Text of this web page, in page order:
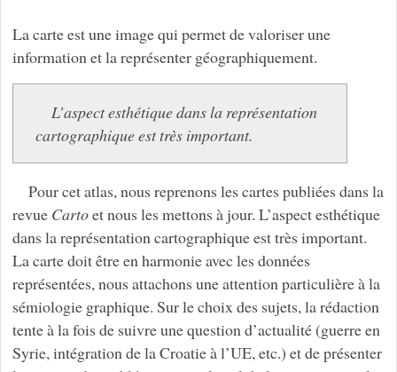
La carte est une image qui permet de valoriser une
information et la représenter géographiquement.
L’aspect esthétique dans la représentation
cartographique est très important.
Pour cet atlas, nous reprenons les cartes publiées dans la
revue Cartoet nous les mettons à jour. L’aspect esthétique
dans la représentation cartographique est très important.
La carte doit être en harmonie avec les données
représentées, nous attachons une attention particulière à la
sémiologie graphique. Sur le choix des sujets, la rédaction
tente à la fois de suivre une question d’actualité (guerre en
Syrie, intégration de la Croatie à l’UE, etc.) et de présenter